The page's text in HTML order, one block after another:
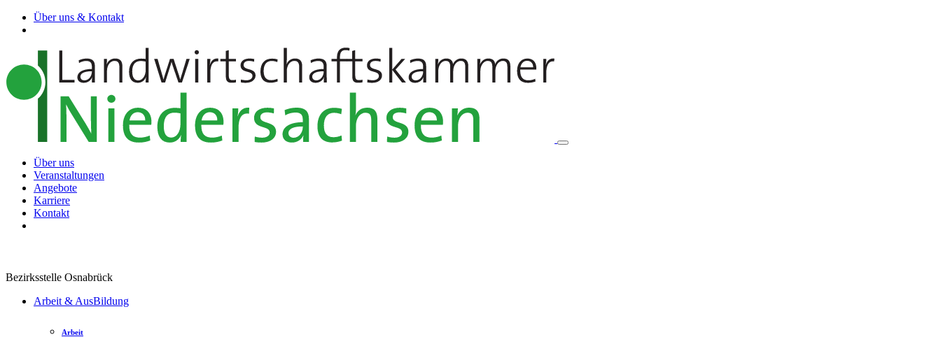
Über uns & Kontakt
Über uns
Veranstaltungen
Angebote
Karriere
Kontakt
Bezirksstelle Osnabrück
Arbeit & AusBildung
Arbeit